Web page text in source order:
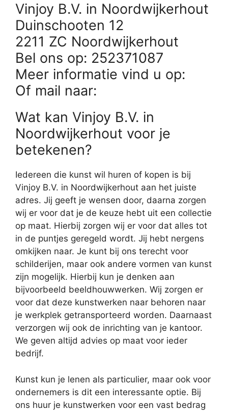
Vinjoy B.V. in Noordwijkerhout
Duinschooten 12
2211 ZC Noordwijkerhout
Bel ons op: 252371087
Meer informatie vind u op:
Of mail naar:
Wat kan Vinjoy B.V. in
Noordwijkerhout voor je
betekenen?
Iedereen die kunst wil huren of kopen is bij
Vinjoy B.V. in Noordwijkerhout aan het juiste
adres. Jij geeft je wensen door, daarna zorgen
wij er voor dat je de keuze hebt uit een collectie
op maat. Hierbij zorgen wij er voor dat alles tot
in de puntjes geregeld wordt. Jij hebt nergens
omkijken naar. Je kunt bij ons terecht voor
schilderijen, maar ook andere vormen van kunst
zijn mogelijk. Hierbij kun je denken aan
bijvoorbeeld beeldhouwwerken. Wij zorgen er
voor dat deze kunstwerken naar behoren naar
je werkplek getransporteerd worden. Daarnaast
verzorgen wij ook de inrichting van je kantoor.
We geven altijd advies op maat voor ieder
bedrijf.
Kunst kun je lenen als particulier, maar ook voor
ondernemers is dit een interessante optie. Bij
ons huur je kunstwerken voor een vast bedrag